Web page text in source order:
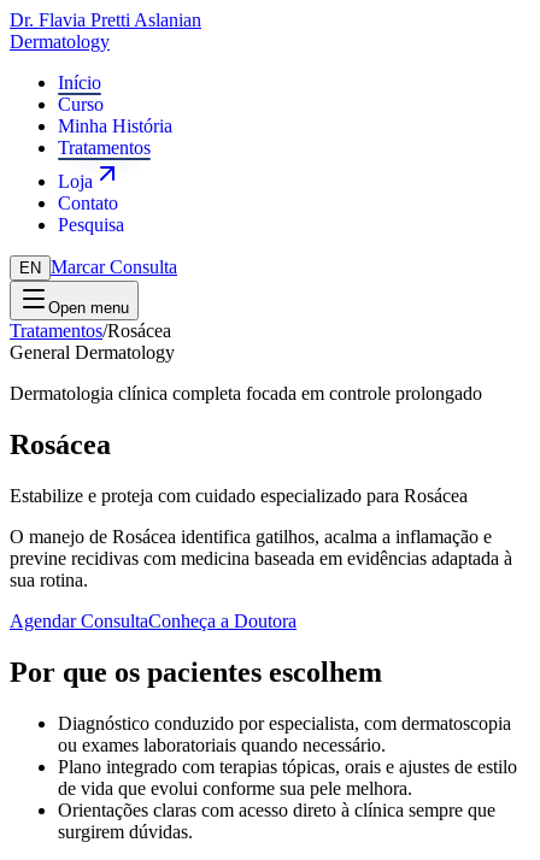
Dr. Flavia Pretti Aslanian
Dermatology
Início
Curso
Minha História
Tratamentos
Loja
Contato
Pesquisa
EN Marcar Consulta
Open menu
Tratamentos/Rosácea
General Dermatology
Dermatologia clínica completa focada em controle prolongado
Rosácea
Estabilize e proteja com cuidado especializado para Rosácea
O manejo de Rosácea identifica gatilhos, acalma a inflamação e
previne recidivas com medicina baseada em evidências adaptada à
sua rotina.
Agendar ConsultaConheça a Doutora
Por que os pacientes escolhem
Diagnóstico conduzido por especialista, com dermatoscopia
ou exames laboratoriais quando necessário.
Plano integrado com terapias tópicas, orais e ajustes de estilo
de vida que evolui conforme sua pele melhora.
Orientações claras com acesso direto à clínica sempre que
surgirem dúvidas.